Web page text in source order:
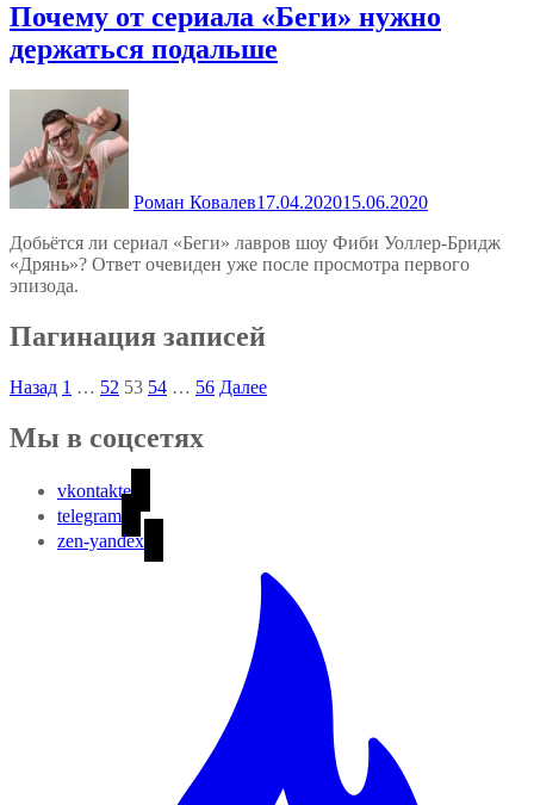
Почему от сериала «Беги» нужно
держаться подальше
Роман Ковалев17.04.202015.06.2020
Добьётся ли сериал «Беги» лавров шоу Фиби Уоллер-Бридж
«Дрянь»? Ответ очевиден уже после просмотра первого
эпизода.
Пагинация записей
Назад 1 … 52 53 54 … 56 Далее
Мы в соцсетях
vkontakte
telegram
zen-yandex